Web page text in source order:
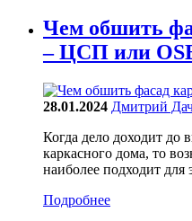
Чем обшить
– ЦСП или
28.01.2024 Дмитрий
Когда дело доходит
каркасного дома, то
наиболее подходит
Подробнее